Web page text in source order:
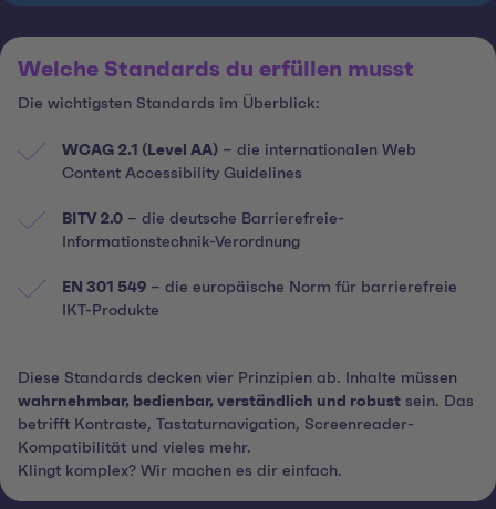
Welche Standards du erfüllen musst
Die wichtigsten Standards im Überblick:
WCAG 2.1 (Level AA) – die internationalen Web
Content Accessibility Guidelines
BITV 2.0 – die deutsche Barrierefreie-
Informationstechnik-Verordnung
EN 301 549 – die europäische Norm für barrierefreie
IKT-Produkte
Diese Standards decken vier Prinzipien ab. Inhalte müssen
wahrnehmbar, bedienbar, verständlich und robust sein. Das
betrifft Kontraste, Tastaturnavigation, Screenreader-
Kompatibilität und vieles mehr.
Klingt komplex? Wir machen es dir einfach.